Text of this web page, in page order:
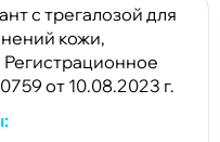
с трегалозой для
кожи,
от 10.08.2023 г.